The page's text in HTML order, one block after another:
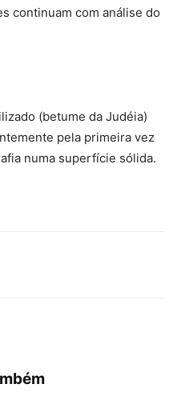
continuam com análise do
(betume da Judéia)
pela primeira vez
numa superfície sólida.